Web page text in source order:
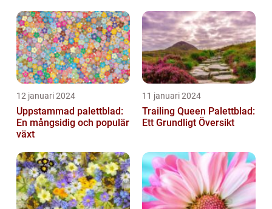
12 januari 2024
Uppstammad palettblad:
En mångsidig och populär
växt
11 januari 2024
Trailing Queen Palettblad:
Ett Grundligt Översikt